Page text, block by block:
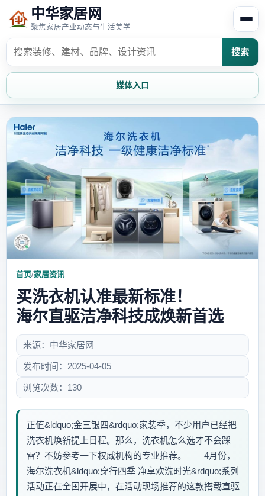
中华家居网
聚焦家居产业动态与生活美学
搜索
媒体入口
首页
家居风水 家居欣赏
时尚饰家 装修设计
家具知识 家居文化
家装攻略
首页/家居资讯
买洗衣机认准最新标准！
海尔直驱洁净科技成焕新首选
来源：中华家居网
发布时间：2025-04-05
浏览次数：130
正值&ldquo;金三银四&rdquo;家装季，不少用户已经把
洗衣机焕新提上日程。那么，洗衣机怎么选才不会踩
雷？不妨参考一下权威机构的专业推荐。 4月份，
海尔洗衣机&ldquo;穿行四季 净享欢洗时光&rdquo;系列
活动正在全国开展中，在活动现场推荐的这款搭载直驱